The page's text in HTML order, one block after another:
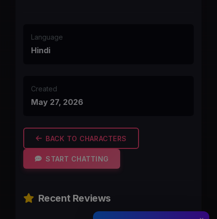
Language
Hindi
Created
May 27, 2026
BACK TO CHARACTERS
START CHATTING
Recent Reviews